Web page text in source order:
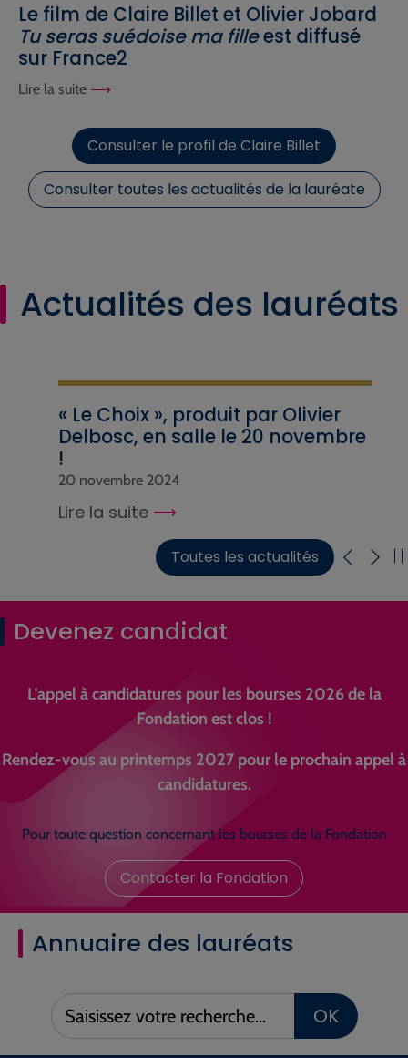
Le film de Claire Billet et Olivier Jobard
Tu seras suédoise ma filleest diffusé
sur France2
Lire la suite
Consulter le profil de Claire Billet
Consulter toutes les actualités de la lauréate
Actualités des lauréats
« Le Choix », produit par Olivier
Delbosc, en salle le 20 novembre
!
20 novembre 2024
Lire la suite
Toutes les actualités
Devenez candidat
L'appel à candidatures pour les bourses 2026 de la
Fondation est clos !
Rendez-vous au printemps 2027 pour le prochain appel à
candidatures.
Pour toute question concernant les bourses de la Fondation
Contacter la Fondation
Annuaire des lauréats
Saisissez
votre
OK